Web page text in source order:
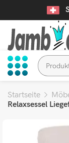
Startseite
Relaxsessel